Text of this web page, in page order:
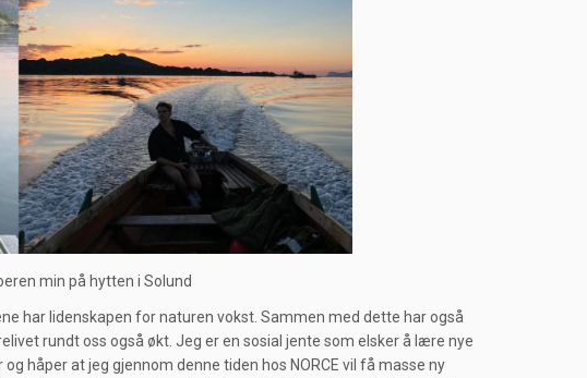
min på hytten i Solund
har lidenskapen for naturen vokst. Sammen med dette har også
rundt oss også økt. Jeg er en sosial jente som elsker å lære nye
håper at jeg gjennom denne tiden hos NORCE vil få masse ny